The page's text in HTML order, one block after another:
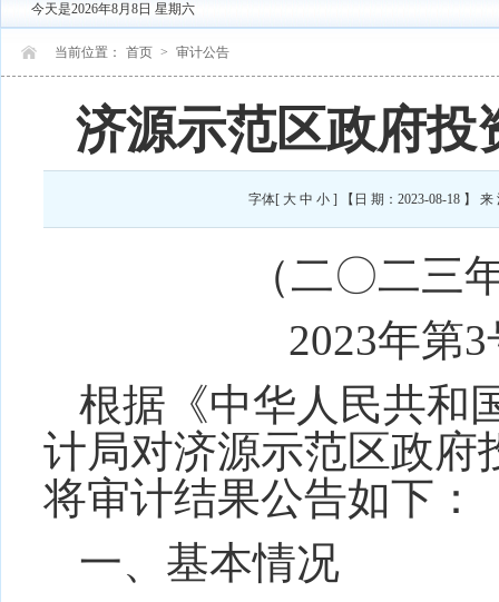
今天是2026年8月8日 星期六
当前位置： 首页 > 审计公告
济源示范区政府投
字体[ 大 中 小] 【日 期：2023-08-18 】
（二〇二三
2023年第3
根据《中华人民共和
计局对济源示范区政府
将审计结果公告如下：
一、基本情况